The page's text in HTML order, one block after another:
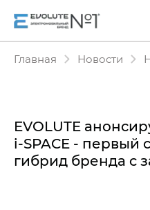
Главная Новости
EVOLUTE
i‑SPACE -
гибрид бренда c